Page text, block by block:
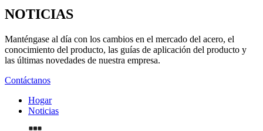
NOTICIAS
Manténgase al día con los cambios en el mercado del acero, el
conocimiento del producto, las guías de aplicación del producto y
las últimas novedades de nuestra empresa.
Contáctanos
Hogar
Noticias